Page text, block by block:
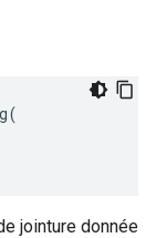
(
jointure donnée